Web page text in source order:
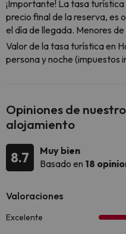
¡Importante! La tasa turística
precio final de la reserva, es
el día de llegada. Menores
Valor de la tasa turística en
persona y noche (impuestos
Opiniones de
alojamiento
8.7
Muy bien
Basado en 18